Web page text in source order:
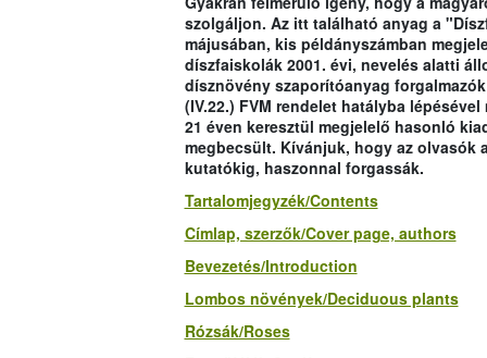
szolgáljon. Az itt található anyag a
májusában, kis példányszámban
díszfaiskolák 2001. évi, nevelés alatti
dísznövény szaporítóanyag
(IV.22.) FVM rendelet hatályba
21 éven keresztül megjelelő hasonló
megbecsült. Kívánjuk, hogy az olvasók
kutatókig, haszonnal forgassák.
Tartalomjegyzék/Contents
Címlap, szerzők/Cover page, authors
Bevezetés/Introduction
Lombos növények/Deciduous plants
Rózsák/Roses